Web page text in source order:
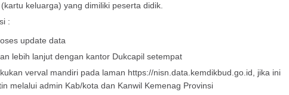
keluarga) yang dimiliki peserta didik.
:
update data
lebih lanjut dengan kantor Dukcapil setempat
verval mandiri pada laman https://nisn.data.kemdikbud.go.id, jika ini
melalui admin Kab/kota dan Kanwil Kemenag Provinsi